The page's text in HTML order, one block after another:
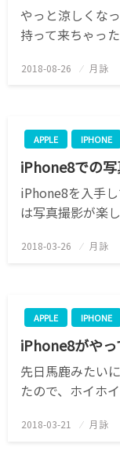
やっと涼しくな
持って来ちゃっ
投
2018-08-26 月詠
APPLE IPHONE
iPhone8での
iPhone8を入手
は写真撮影が楽
投
2018-03-26 月詠
APPLE IPHONE
iPhone8がやっ
先日馬鹿みたい
たので、ホイホ
投
2018-03-21 月詠